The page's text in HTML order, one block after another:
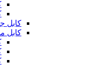
کابل
کابل